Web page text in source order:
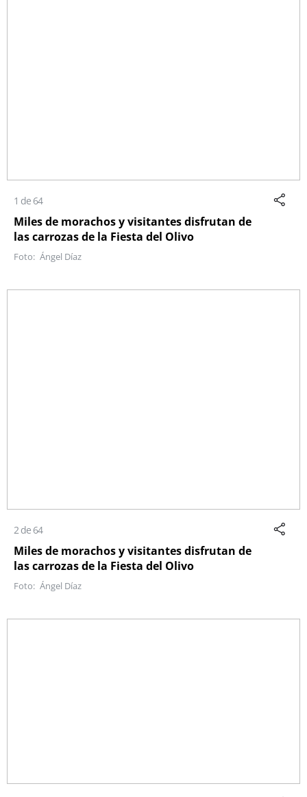
1 de 64
Miles de morachos y visitantes disfrutan de
las carrozas de la Fiesta del Olivo
Ángel Díaz
2 de 64
Miles de morachos y visitantes disfrutan de
las carrozas de la Fiesta del Olivo
Ángel Díaz